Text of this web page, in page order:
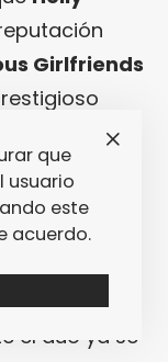
Girlfriends
On The Radio
que
adictos a
por
“L” y, ejem,
las
el dúo ya se
que
usuario
este
acuerdo.